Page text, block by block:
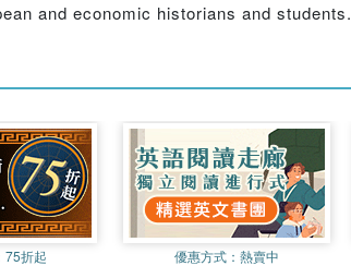
and economic historians and students.
75折起 優惠方式： 熱賣中